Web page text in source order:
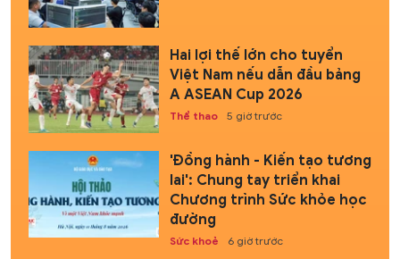
Hai lợi thế lớn cho tuyển
Việt Nam nếu dẫn đầu bảng
A ASEAN Cup 2026
Thể thao 5 giờ trước
'Đồng hành - Kiến tạo tương
lai': Chung tay triển khai
Chương trình Sức khỏe học
đường
Sức khoẻ 6 giờ trước